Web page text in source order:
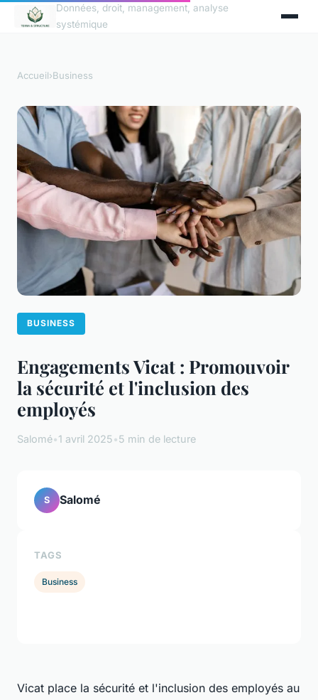
Données, droit, management, analyse
systémique
Accueil›Business
BUSINESS
Engagements Vicat : Promouvoir
la sécurité et l'inclusion des
employés
Salomé•1 avril 2025•5 min de lecture
Vicat place la sécurité et l'inclusion des employés au
S Salomé
TAGS
Business